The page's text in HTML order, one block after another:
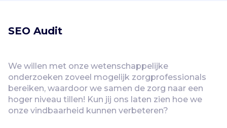
SEO Audit
We willen met onze wetenschappelijke
onderzoeken zoveel mogelijk zorgprofessionals
bereiken, waardoor we samen de zorg naar een
hoger niveau tillen! Kun jij ons laten zien hoe we
onze vindbaarheid kunnen verbeteren?